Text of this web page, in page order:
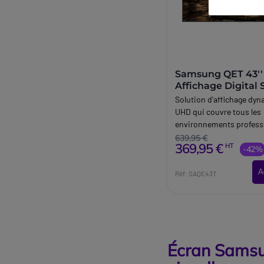
Samsung QET
Affichage Digital
Professionnel |
professionnels
Solution d'affichage
UHD qui couvre tous les
environnements
639,95 €
369,95 € HT -42%
Réf: SAQE43T
Écran